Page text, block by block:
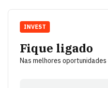
Fique ligado
Nas melhores
INVEST